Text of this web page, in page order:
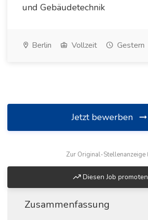
und Gebäudetechnik
Berlin Vollzeit Gestern
Jetzt bewerben
Zur Original-Stellenanzeige
Diesen Job promoten
Zusammenfassung